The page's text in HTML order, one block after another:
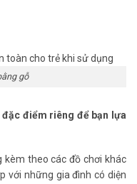
gỗ
điểm riêng để bạn lựa
kèm theo các đồ chơi khác
với những gia đình có diện